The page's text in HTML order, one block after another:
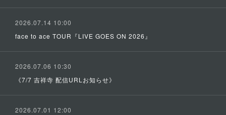
2026.07.14 10:00
face to ace TOUR『LIVE GOES ON 2026』
2026.07.06 10:30
《7/7 吉祥寺 配信URLお知らせ》
2026.07.01 12:00